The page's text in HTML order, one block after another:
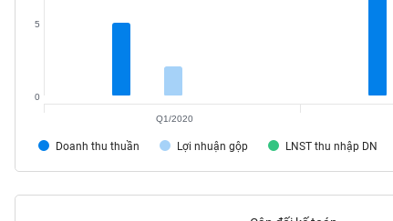
Doanh thu thuần Lợi nhuận gộp LNST thu nhập DN
0
5
Q1/2020
Ngành
SECTOR
NĂNG